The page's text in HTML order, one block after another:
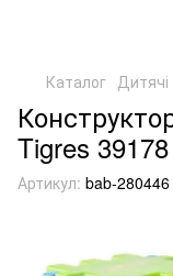
Каталог
Tigres 39178
Артикул: bab-280446